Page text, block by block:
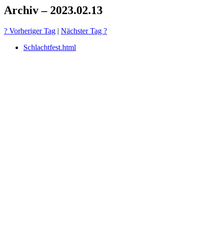
Archiv – 2023.02.13
? Vorheriger Tag | Nächster Tag ?
Schlachtfest.html